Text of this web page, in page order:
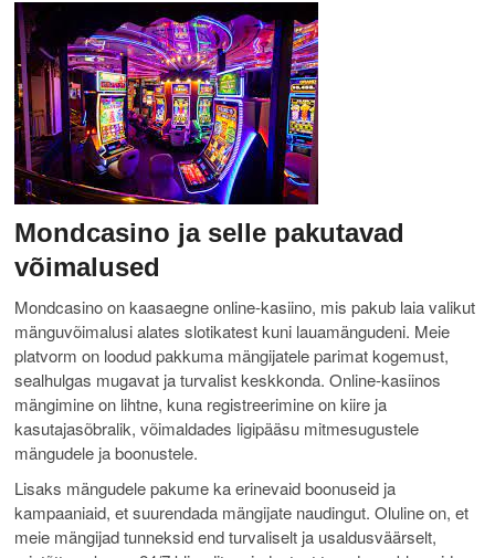
Mondcasino ja selle pakutavad
võimalused
Mondcasino on kaasaegne online-kasiino, mis pakub laia valikut
mänguvõimalusi alates slotikatest kuni lauamängudeni. Meie
platvorm on loodud pakkuma mängijatele parimat kogemust,
sealhulgas mugavat ja turvalist keskkonda. Online-kasiinos
mängimine on lihtne, kuna registreerimine on kiire ja
kasutajasõbralik, võimaldades ligipääsu mitmesugustele
mängudele ja boonustele.
Lisaks mängudele pakume ka erinevaid boonuseid ja
kampaaniaid, et suurendada mängijate naudingut. Oluline on, et
meie mängijad tunneksid end turvaliselt ja usaldusväärselt,